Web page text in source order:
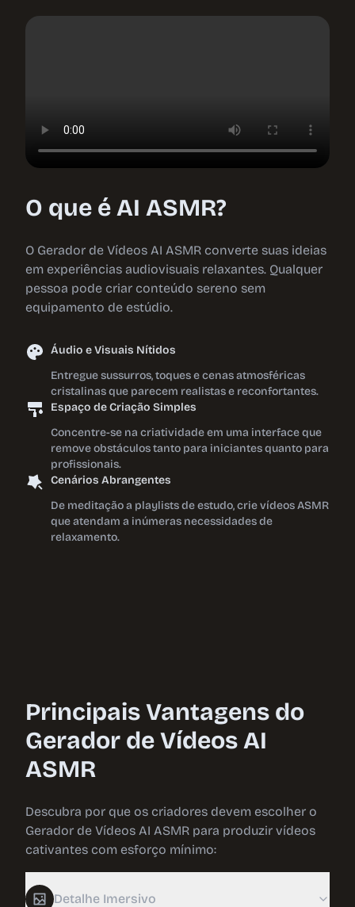
O que é AI ASMR?
O Gerador de Vídeos AI ASMR converte suas ideias
em experiências audiovisuais relaxantes. Qualquer
pessoa pode criar conteúdo sereno sem
equipamento de estúdio.
Áudio e Visuais Nítidos
Entregue sussurros, toques e cenas atmosféricas
cristalinas que parecem realistas e reconfortantes.
Espaço de Criação Simples
Concentre-se na criatividade em uma interface que
remove obstáculos tanto para iniciantes quanto para
profissionais.
Cenários Abrangentes
De meditação a playlists de estudo, crie vídeos ASMR
que atendam a inúmeras necessidades de
relaxamento.
Principais Vantagens do
Gerador de Vídeos AI
ASMR
Descubra por que os criadores devem escolher o
Gerador de Vídeos AI ASMR para produzir vídeos
cativantes com esforço mínimo:
Detalhe Imersivo